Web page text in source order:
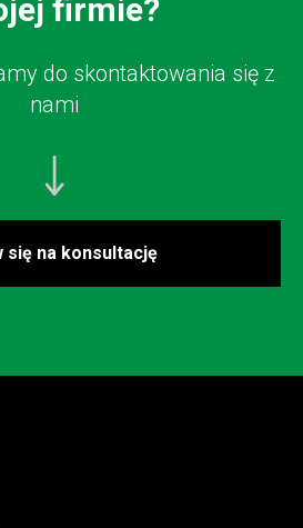
firmie?
do skontaktowania się z
nami
się na konsultację